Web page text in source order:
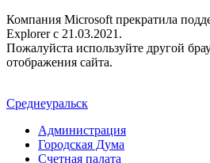
Компания Microsoft прекратила
Explorer c 21.03.2021.
Пожалуйста используйте другой
отображения сайта.
Среднеуральск
Администрация
Городская Дума
Счетная палата